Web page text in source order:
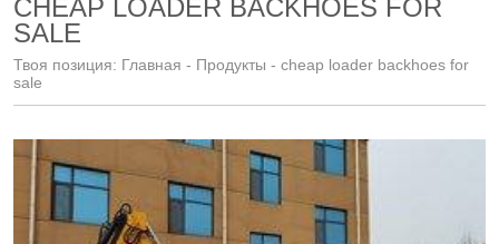
CHEAP LOADER BACKHOES FOR
SALE
Твоя позиция: Главная - Продукты - cheap loader backhoes for
sale